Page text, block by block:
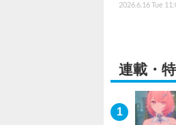
2026.6.16 Tue
連載・